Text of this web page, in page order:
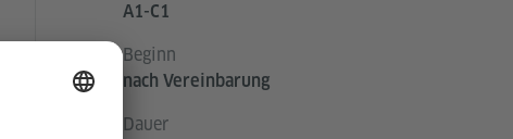
A1-C1
Beginn
nach Vereinbarung
Dauer